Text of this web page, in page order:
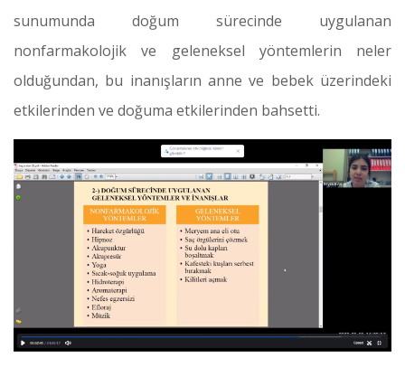
sunumunda doğum sürecinde uygulanan
nonfarmakolojik ve geleneksel yöntemlerin neler
olduğundan, bu inanışların anne ve bebek üzerindeki
etkilerinden ve doğuma etkilerinden bahsetti.